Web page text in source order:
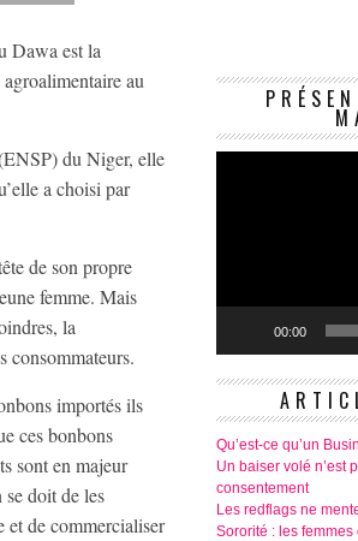
Dawa est la
au
du Niger, elle
a choisi par
de son propre
femme. Mais
la
consommateurs.
importés ils
ces bonbons
sont en majeur
se doit de les
et de commercialiser
00:00
Qu’est-ce qu’un
Un baiser volé n’est
consentement
Les redflags ne
Sororité : les